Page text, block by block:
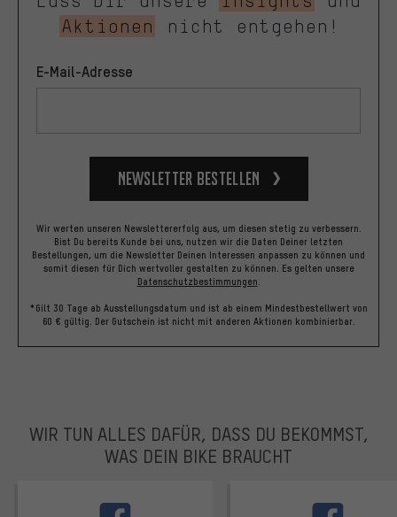
Aktionen
nicht entgehen!
E-Mail-Adresse
Newsletter bestellen
Wir werten unseren Newslettererfolg aus, um diesen stetig zu verbessern.
Bist Du bereits Kunde bei uns, nutzen wir die Daten Deiner letzten
Bestellungen, um die Newsletter Deinen Interessen anpassen zu können und
somit diesen für Dich wertvoller gestalten zu können. Es gelten unsere
Datenschutzbestimmungen.
*Gilt 30 Tage ab Ausstellungsdatum und ist ab einem Mindestbestellwert von
60 € gültig. Der Gutschein ist nicht mit anderen Aktionen kombinierbar.
WIR TUN ALLES DAFÜR, DASS DU BEKOMMST,
WAS DEIN BIKE BRAUCHT